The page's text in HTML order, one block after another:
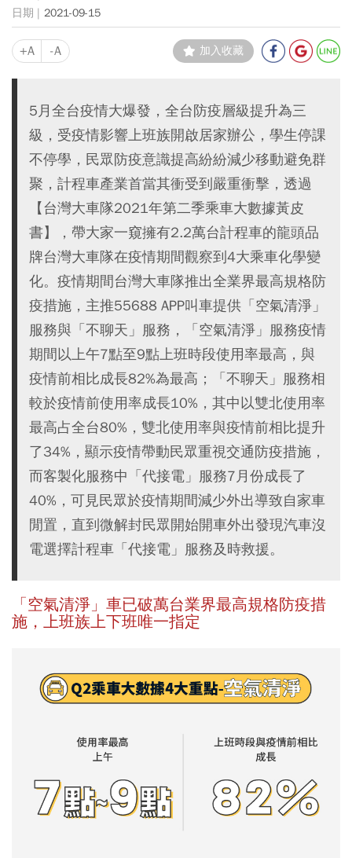
2021-09-15
+A -A 加入收藏
5月全台疫情大爆發，全台防疫層級提升為三
級，受疫情影響上班族開啟居家辦公，學生停課
不停學，民眾防疫意識提高紛紛減少移動避免群
聚，計程車產業首當其衝受到嚴重衝擊，透過
【台灣大車隊2021年第二季乘車大數據黃皮
書】，帶大家一窺擁有2.2萬台計程車的龍頭品
牌台灣大車隊在疫情期間觀察到4大乘車化學變
化。疫情期間台灣大車隊推出全業界最高規格防
疫措施，主推55688 APP叫車提供「空氣清淨」
服務與「不聊天」服務，「空氣清淨」服務疫情
期間以上午7點至9點上班時段使用率最高，與
疫情前相比成長82%為最高；「不聊天」服務相
較於疫情前使用率成長10%，其中以雙北使用率
最高占全台80%，雙北使用率與疫情前相比提升
了34%，顯示疫情帶動民眾重視交通防疫措施，
而客製化服務中「代接電」服務7月份成長了
40%，可見民眾於疫情期間減少外出導致自家車
閒置，直到微解封民眾開始開車外出發現汽車沒
電選擇計程車「代接電」服務及時救援。
「空氣清淨」車已破萬台業界最高規格防疫措
施，上班族上下班唯一指定